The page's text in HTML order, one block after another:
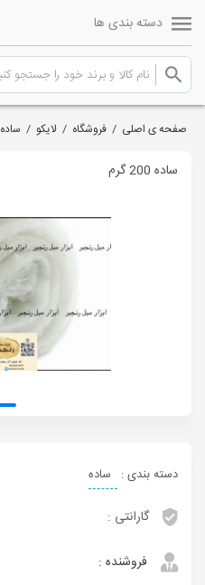
دسته بندی ها
صفحه ی اصلی / فروشگاه / لایکو / ساده
ساده 200 گرم
دسته بندی : ساده
گارانتی :
فروشنده :